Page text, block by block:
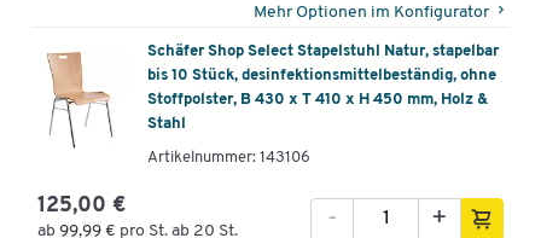
Mehr Optionen im Konfigurator
Schäfer Shop Select Stapelstuhl Natur, stapelbar
bis 10 Stück, desinfektionsmittelbeständig, ohne
Stoffpolster, B 430 x T 410 x H 450 mm, Holz &
Stahl
Artikelnummer: 143106
125,00 €
ab 99,99 € pro St. ab 20 St.
+
-